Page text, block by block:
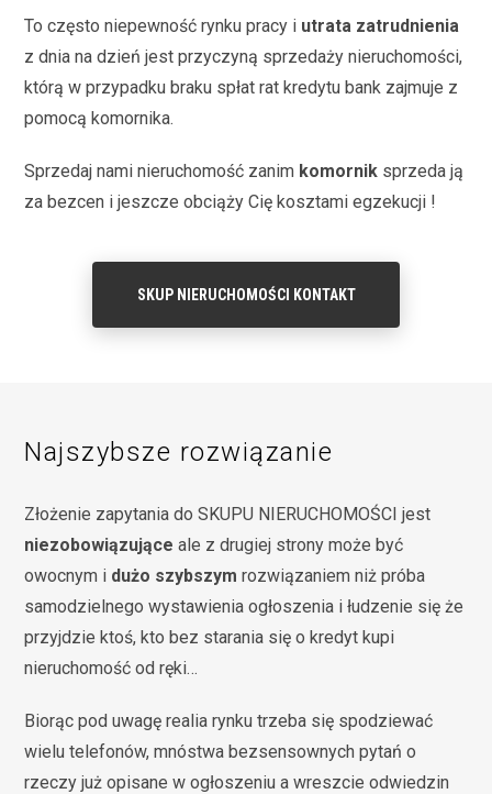
To często niepewność rynku pracy i utrata zatrudnienia
z dnia na dzień jest przyczyną sprzedaży nieruchomości,
którą w przypadku braku spłat rat kredytu bank zajmuje z
pomocą komornika.
Sprzedaj nami nieruchomość zanim komornik sprzeda ją
za bezcen i jeszcze obciąży Cię kosztami egzekucji !
SKUP NIERUCHOMOŚCI KONTAKT
Najszybsze rozwiązanie
Złożenie zapytania do SKUPU NIERUCHOMOŚCI jest
niezobowiązujące ale z drugiej strony może być
owocnym i dużo szybszym rozwiązaniem niż próba
samodzielnego wystawienia ogłoszenia i łudzenie się że
przyjdzie ktoś, kto bez starania się o kredyt kupi
nieruchomość od ręki…
Biorąc pod uwagę realia rynku trzeba się spodziewać
wielu telefonów, mnóstwa bezsensownych pytań o
rzeczy już opisane w ogłoszeniu a wreszcie odwiedzin